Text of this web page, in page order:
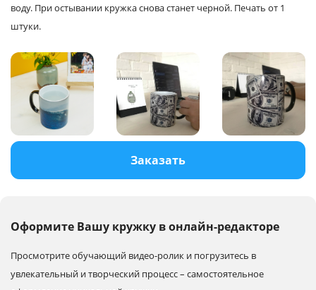
воду. При остывании кружка снова станет черной. Печать от 1
штуки.
Заказать
Оформите Вашу кружку в онлайн-редакторе
Просмотрите обучающий видео-ролик и погрузитесь в
увлекательный и творческий процесс – самостоятельное